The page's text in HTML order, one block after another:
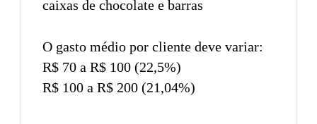
caixas de chocolate e barras
O gasto médio por cliente deve variar:
R$ 70 a R$ 100 (22,5%)
R$ 100 a R$ 200 (21,04%)